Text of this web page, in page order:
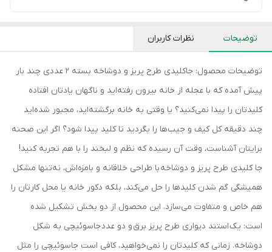
توضیحات نظرات کاربران
توضیحات محصول: جاکلیدی طرح پریز و دوشاخه بسته 2 عددی چند بار
پیش آمده که با عجله از خانه بیرون رفته‌اید و ناگهان یادتان افتاده
کلیدتان را پیدا نمی‌کنید؟ یا وقتی به خانه برگشته‌اید، مجبور شده‌اید
چند دقیقه کل کیف و جیب‌ها را بگردید تا کلید پیدا شود؟ اگر این صحنه
برایتان آشناست، وقت آن رسیده که نظم و لبخند را با هم تجربه کنید!
جا کلیدی طرح پریز و دوشاخه با طراحی خلاقانه و بامزه‌اش، نه‌تنها مشکل
همیشگی گم شدن کلیدها را حل می‌کند، بلکه دکور خانه یا محل کارتان را
هم خاص و متفاوت می‌سازد. این محصول از دو بخش تشکیل شده
است: یک استند دیواری طرح پریز برق و دو عدد جاسوئیچی به شکل
دوشاخه. زمانی که کلیدتان را نمی‌خواهید، کافی است جاسوئیچی را مثل